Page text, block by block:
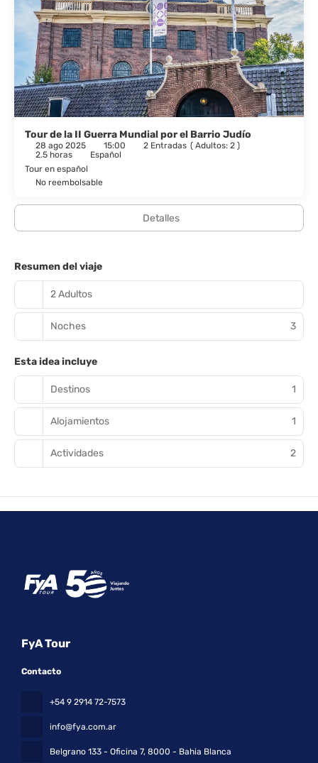
Tour de la II Guerra Mundial por el Barrio Judío
28 ago 2025 15:00 2 Entradas ( Adultos: 2 )
2.5 horas
Español
Tour en español
No reembolsable
Detalles
Resumen del viaje
2 Adultos
Noches 3
Esta idea incluye
Destinos 1
Alojamientos 1
Actividades 2
FyA Tour
Contacto
+54 9 2914 72-7573
info@fya.com.ar
Belgrano 133 - Oficina 7, 8000 - Bahia Blanca